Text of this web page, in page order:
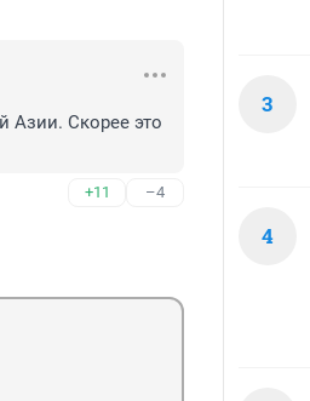
Азии. Скорее это
+11 –4
3
4